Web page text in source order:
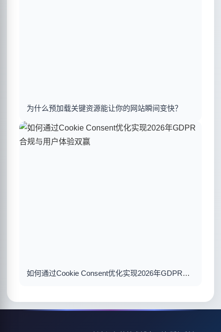
为什么预加载关键资源能让你的网站瞬间变快？
如何通过Cookie Consent优化实现2026年GDPR合规与用户体验双赢